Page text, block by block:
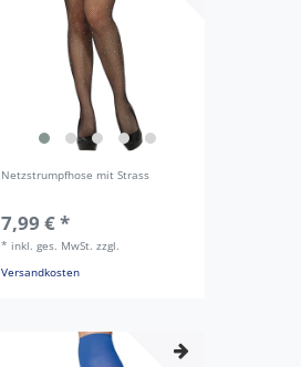
Netzstrumpfhose mit Strass
7,99 € *
* inkl. ges. MwSt. zzgl.
Versandkosten